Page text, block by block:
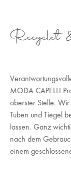
Recyclet
MODA CAPELLI
oberster Stelle.
Tuben und Tiegel
lassen. Ganz
nach dem
einem